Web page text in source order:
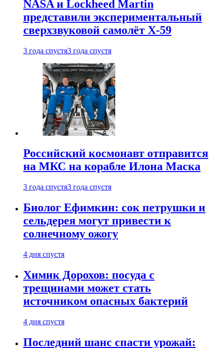
NASA и Lockheed Martin
представили экспериментальный
сверхзвуковой самолёт X-59
3 года спустя3 года спустя
Российский космонавт отправится
на МКС на корабле Илона Маска
3 года спустя3 года спустя
Биолог Ефимкин: сок петрушки и
сельдерея могут привести к
солнечному ожогу
4 дня спустя
Химик Дорохов: посуда с
трещинами может стать
источником опасных бактерий
4 дня спустя
Последний шанс спасти урожай: